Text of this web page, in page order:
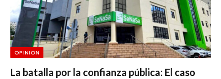
OPINION
La batalla por la confianza pública: El caso